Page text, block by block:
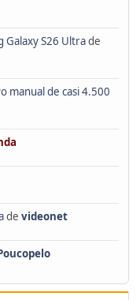
Galaxy S26 Ultrade
manual de casi 4.500
de videonet